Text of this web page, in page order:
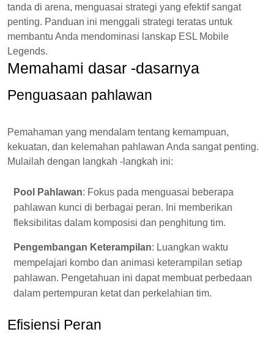
tanda di arena, menguasai strategi yang efektif sangat
penting. Panduan ini menggali strategi teratas untuk
membantu Anda mendominasi lanskap ESL Mobile
Legends.
Memahami dasar -dasarnya
Penguasaan pahlawan
Pemahaman yang mendalam tentang kemampuan,
kekuatan, dan kelemahan pahlawan Anda sangat penting.
Mulailah dengan langkah -langkah ini:
Pool Pahlawan: Fokus pada menguasai beberapa
pahlawan kunci di berbagai peran. Ini memberikan
fleksibilitas dalam komposisi dan penghitung tim.
Pengembangan Keterampilan: Luangkan waktu
mempelajari kombo dan animasi keterampilan setiap
pahlawan. Pengetahuan ini dapat membuat perbedaan
dalam pertempuran ketat dan perkelahian tim.
Efisiensi Peran